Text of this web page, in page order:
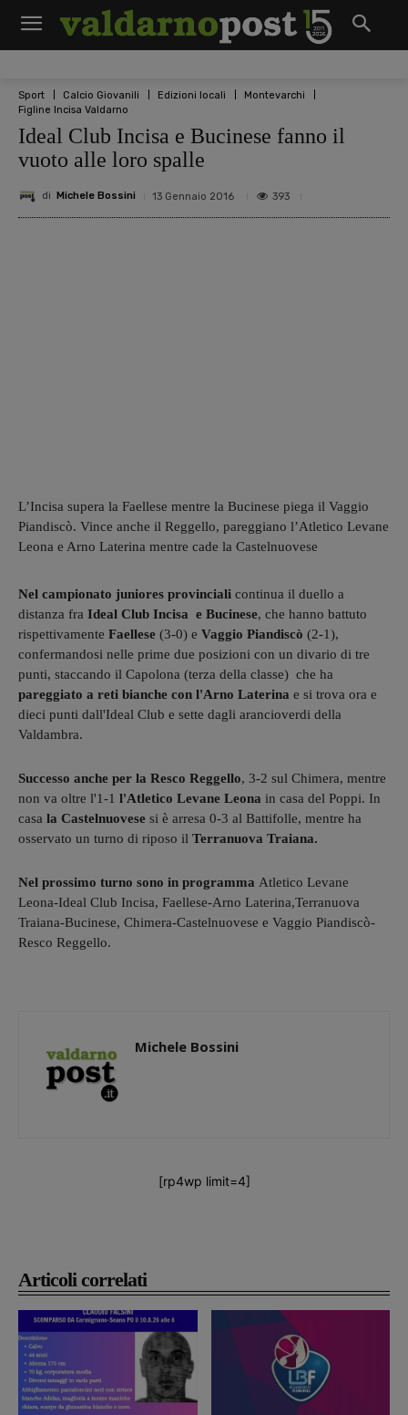
Sport Calcio Giovanili Edizioni locali
Montevarchi
Figline Incisa Valdarno
Ideal Club Incisa e Bucinese fanno il
vuoto alle loro spalle
di Michele Bossini 13 Gennaio 2016 393
Articoli correlati
L’Incisa supera la Faellese mentre la Bucinese piega il Vaggio
Piandiscò. Vince anche il Reggello, pareggiano l’Atletico Levane
Leona e Arno Laterina mentre cade la Castelnuovese
Nel campionato juniores provinciali continua il duello a
distanza fra Ideal Club Incisa e Bucinese, che hanno battuto
rispettivamente Faellese (3-0) e Vaggio Piandiscò (2-1),
confermandosi nelle prime due posizioni con un divario di tre
punti, staccando il Capolona (terza della classe) che ha
pareggiato a reti bianche con l'Arno Laterina e si trova ora e
dieci punti dall'Ideal Club e sette dagli arancioverdi della
Valdambra.
Successo anche per la Resco Reggello, 3-2 sul Chimera, mentre
non va oltre l'1-1 l'Atletico Levane Leona in casa del Poppi. In
casa la Castelnuovese si è arresa 0-3 al Battifolle, mentre ha
osservato un turno di riposo il Terranuova Traiana.
Nel prossimo turno sono in programma Atletico Levane
Leona-Ideal Club Incisa, Faellese-Arno Laterina,Terranuova
Traiana-Bucinese, Chimera-Castelnuovese e Vaggio Piandiscò-
Resco Reggello.
Michele Bossini
[rp4wp limit=4]